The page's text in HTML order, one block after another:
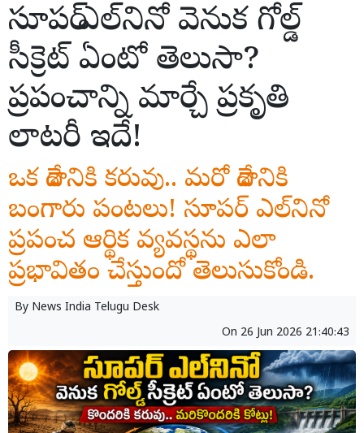
సూపర్ ఎల్‌నినో వెనుక గోల్డ్
సీక్రెట్ ఏంటో తెలుసా?
ప్రపంచాన్ని మార్చే ప్రకృతి
లాటరీ ఇదే!
ఒక దేశానికి కరువు.. మరో దేశానికి
బంగారు పంటలు! సూపర్ ఎల్‌నినో
ప్రపంచ ఆర్థిక వ్యవస్థను ఎలా
ప్రభావితం చేస్తుందో తెలుసుకోండి.
By News India Telugu Desk
On 26 Jun 2026 21:40:43